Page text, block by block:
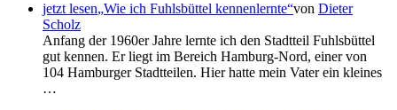
jetzt lesen Wie ich Fuhlsbüttel kennenlernte von Dieter
Scholz
Anfang der 1960er Jahre lernte ich den Stadtteil Fuhlsbüttel
gut kennen. Er liegt im Bereich Hamburg-Nord, einer von
104 Hamburger Stadtteilen. Hier hatte mein Vater ein kleines
…